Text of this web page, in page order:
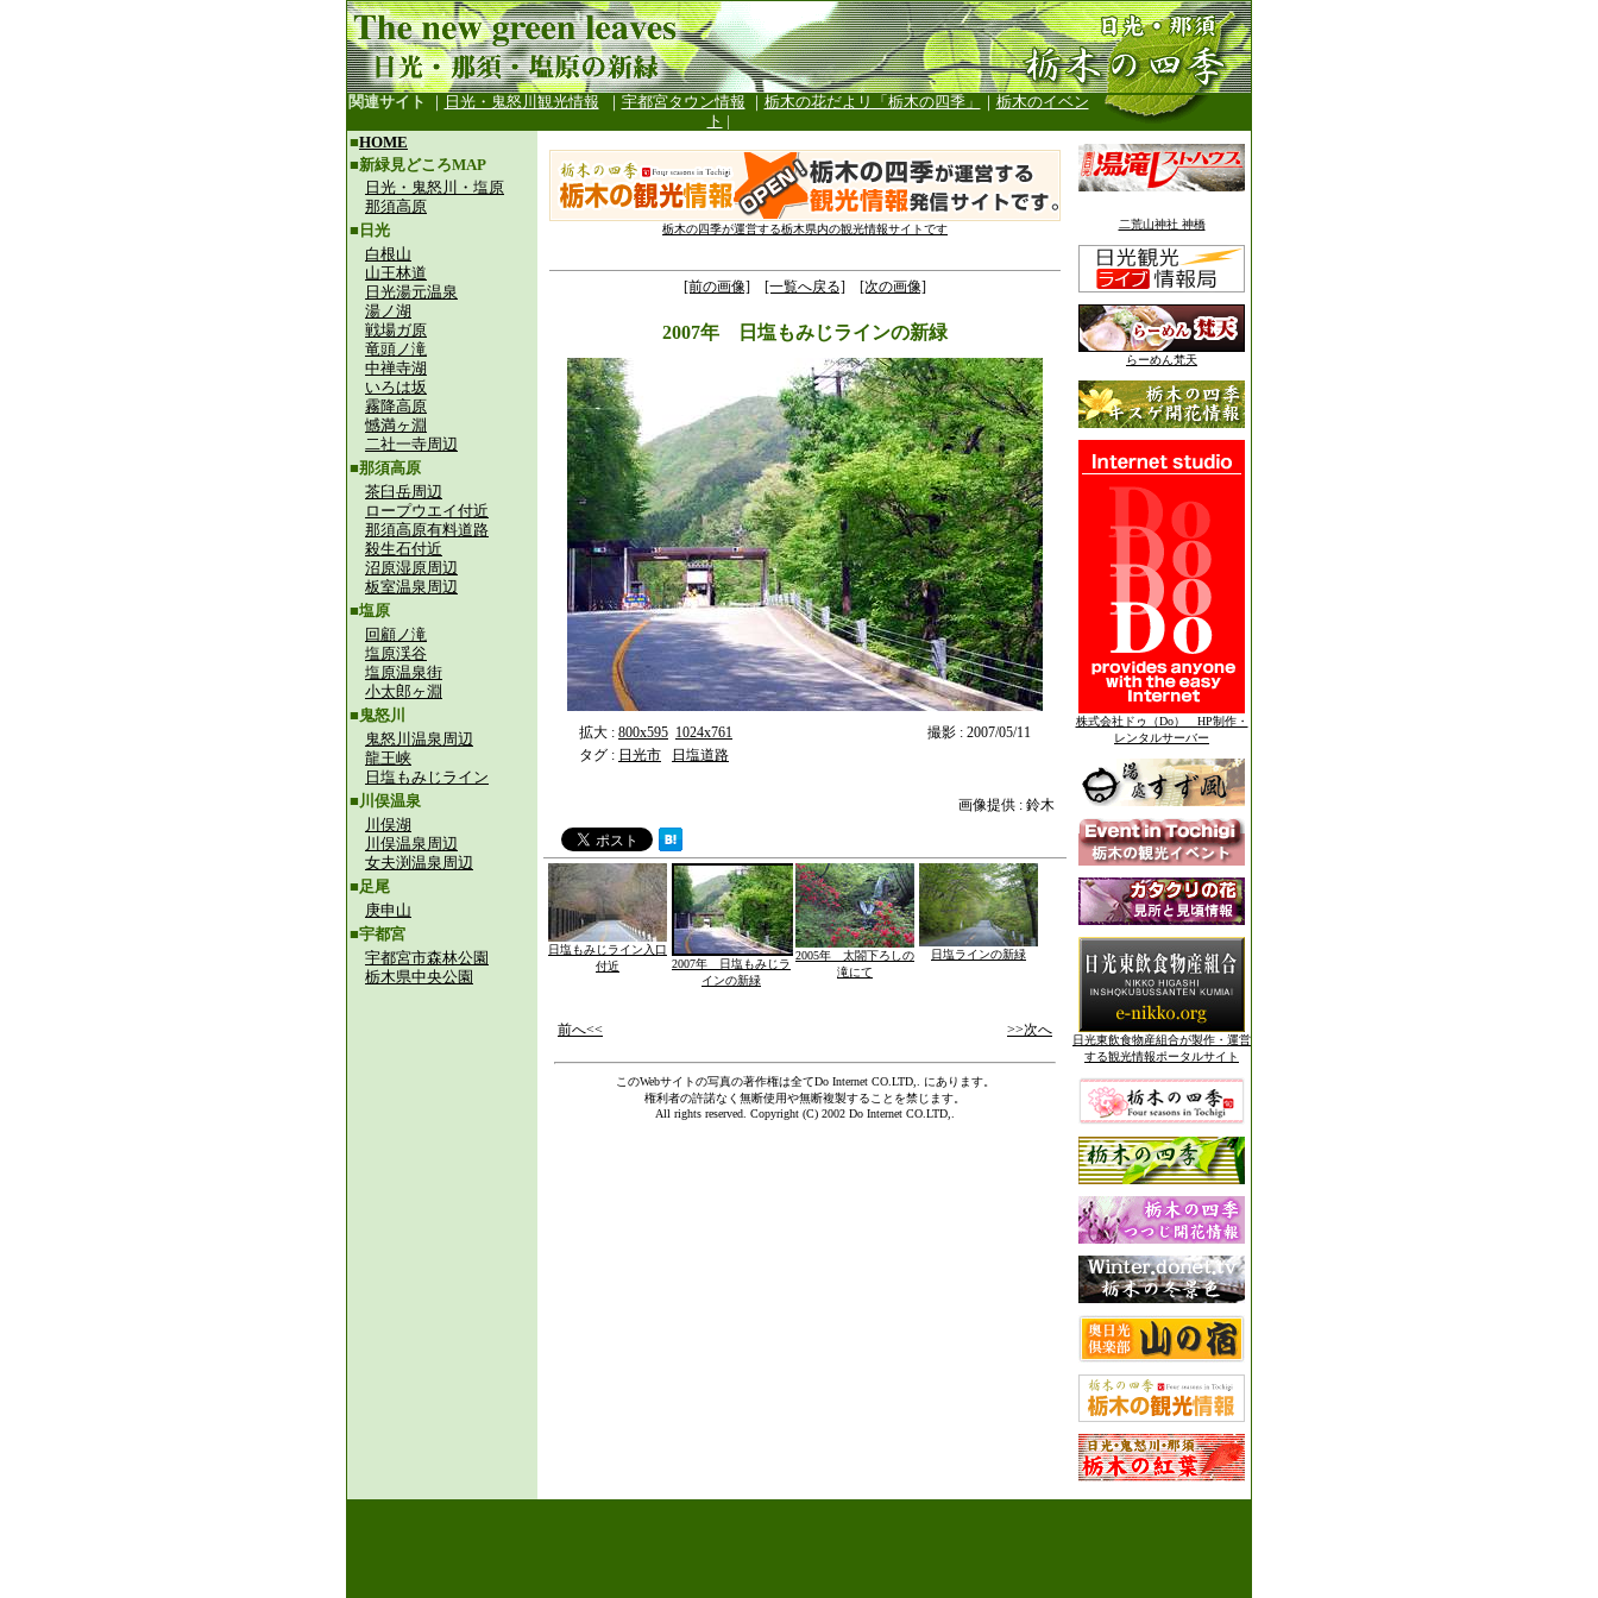
関連サイト ｜ 日光・鬼怒川観光情報 ｜ 宇都宮タウン情報 ｜ 栃木の花だよリ「栃木の四季」 ｜ 栃木のイベン
ト |
■HOME
■新緑見どころMAP
日光・鬼怒川・塩原
那須高原
■日光
白根山
山王林道
日光湯元温泉
湯ノ湖
戦場ガ原
竜頭ノ滝
中禅寺湖
いろは坂
霧降高原
憾満ヶ淵
二社一寺周辺
■那須高原
茶臼岳周辺
ロープウエイ付近
那須高原有料道路
殺生石付近
沼原湿原周辺
板室温泉周辺
■塩原
回顧ノ滝
塩原渓谷
塩原温泉街
小太郎ヶ淵
■鬼怒川
鬼怒川温泉周辺
龍王峡
日塩もみじライン
■川俣温泉
川俣湖
川俣温泉周辺
女夫渕温泉周辺
■足尾
庚申山
■宇都宮
宇都宮市森林公園
栃木県中央公園
栃木の四季が運営する栃木県内の観光情報サイトです
[前の画像] [一覧へ戻る] [次の画像]
2007年 日塩もみじラインの新緑
拡大 : 800x595 1024x761
撮影 : 2007/05/11
タグ : 日光市 日塩道路
画像提供 : 鈴木
日塩もみじライン入口
付近
2007年 日塩もみじラ
インの新緑
2005年 太閤下ろしの
滝にて
日塩ラインの新緑
前へ<< >>次へ
このWebサイトの写真の著作権は全てDo Internet CO.LTD,.
にあります。
権利者の許諾なく無断使用や無断複製することを禁じます。
All rights reserved. Copyright (C) 2002 Do Internet CO.LTD,.
二荒山神社 神橋
らーめん梵天
株式会社ドゥ（Do） HP制作・
レンタルサーバー
日光東飲食物産組合が製作・運営
する観光情報ポータルサイト